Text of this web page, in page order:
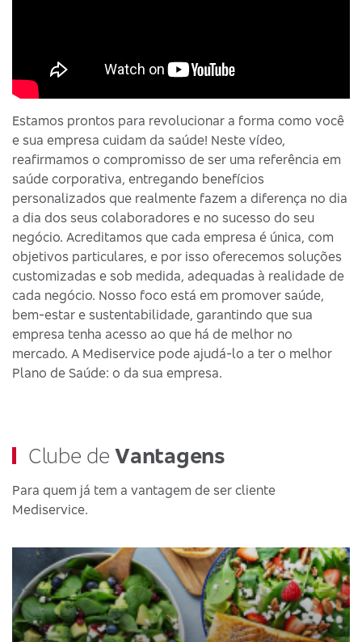
Estamos prontos para revolucionar a forma como você
e sua empresa cuidam da saúde! Neste vídeo,
reafirmamos o compromisso de ser uma referência em
saúde corporativa, entregando benefícios
personalizados que realmente fazem a diferença no dia
a dia dos seus colaboradores e no sucesso do seu
negócio. Acreditamos que cada empresa é única, com
objetivos particulares, e por isso oferecemos soluções
customizadas e sob medida, adequadas à realidade de
cada negócio. Nosso foco está em promover saúde,
bem-estar e sustentabilidade, garantindo que sua
empresa tenha acesso ao que há de melhor no
mercado. A Mediservice pode ajudá-lo a ter o melhor
Plano de Saúde: o da sua empresa.
Clube deVantagens
Para quem já tem a vantagem de ser cliente
Mediservice.